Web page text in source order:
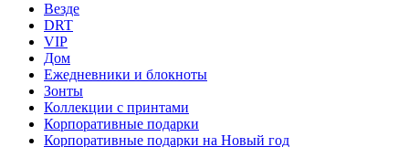
Везде
DRT
VIP
Дом
Ежедневники и блокноты
Зонты
Коллекции с принтами
Корпоративные подарки
Корпоративные подарки на Новый год